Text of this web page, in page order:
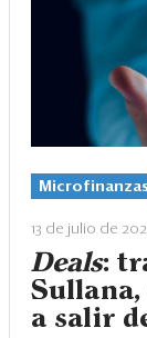
Economía
Legal y
Eventos
Ranking
Microfinanzas
13 de julio de
Deals:
Sullana,
a salir